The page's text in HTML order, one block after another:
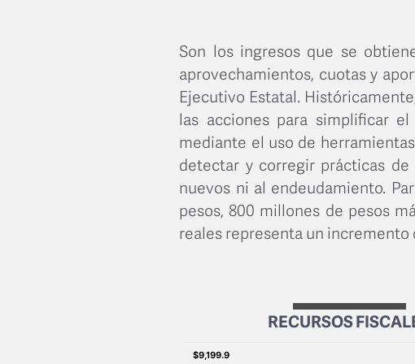
Son los ingresos que se
aprovechamientos, cuotas y
Ejecutivo Estatal.
las acciones para simplificar
mediante el uso de
detectar y corregir prácticas
nuevos ni al endeudamiento.
pesos, 800 millones de pesos
reales representa un incremento
RECURSOS
View as data table,
$9,199.9
$9,199.9